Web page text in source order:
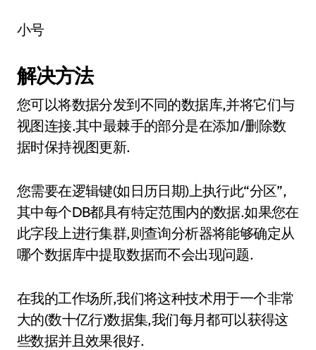
小号
解决方法
您可以将数据分发到不同的数据库,并将它们与
视图连接.其中最棘手的部分是在添加/删除数
据时保持视图更新.
您需要在逻辑键(如日历日期)上执行此“分区”,
其中每个DB都具有特定范围内的数据.如果您在
此字段上进行集群,则查询分析器将能够确定从
哪个数据库中提取数据而不会出现问题.
在我的工作场所,我们将这种技术用于一个非常
大的(数十亿行)数据集,我们每月都可以获得这
些数据并且效果很好.